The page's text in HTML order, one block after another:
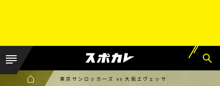
東京サンロッカーズ vs 大阪エヴェッサ